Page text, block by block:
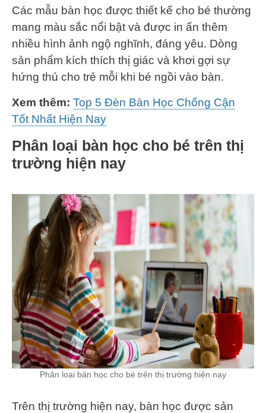
Các mẫu bàn học được thiết kế cho bé thường
mang màu sắc nổi bật và được in ấn thêm
nhiều hình ảnh ngộ nghĩnh, đáng yêu. Dòng
sản phẩm kích thích thị giác và khơi gợi sự
hứng thú cho trẻ mỗi khi bé ngồi vào bàn.
Xem thêm: Top 5 Đèn Bàn Học Chống Cận
Tốt Nhất Hiện Nay
Phân loại bàn học cho bé trên thị
trường hiện nay
Phân loại bàn học cho bé trên thị trường hiện nay
Trên thị trường hiện nay, bàn học được sản